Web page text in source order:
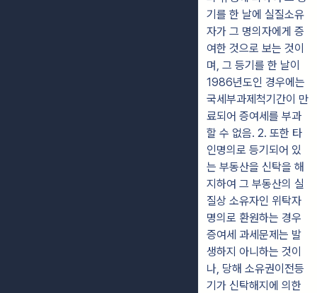
기를 한 날에 실질소유
자가 그 명의자에게 증
여한 것으로 보는 것이
며, 그 등기를 한 날이
1986년도인 경우에는
국세부과제척기간이 만
료되어 증여세를 부과
할 수 없음. 2. 또한 타
인명의로 등기되어 있
는 부동산을 신탁을 해
지하여 그 부동산의 실
질상 소유자인 위탁자
명의로 환원하는 경우
증여세 과세문제는 발
생하지 아니하는 것이
나, 당해 소유권이전등
기가 신탁해지에 의한